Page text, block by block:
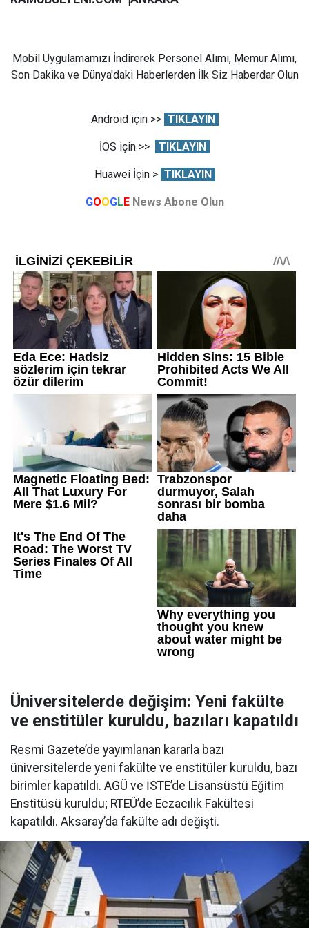
Mobil Uygulamamızı İndirerek Personel Alımı, Memur Alımı,
Son Dakika ve Dünya'daki Haberlerden İlk Siz Haberdar Olun
Android için >> TIKLAYIN
İOS için >> TIKLAYIN
Huawei İçin > TIKLAYIN
GOOGLE News Abone Olun
Üniversitelerde değişim: Yeni fakülte
ve enstitüler kuruldu, bazıları kapatıldı
Resmi Gazete’de yayımlanan kararla bazı
üniversitelerde yeni fakülte ve enstitüler kuruldu, bazı
birimler kapatıldı. AGÜ ve İSTE’de Lisansüstü Eğitim
Enstitüsü kuruldu; RTEÜ’de Eczacılık Fakültesi
kapatıldı. Aksaray’da fakülte adı değişti.